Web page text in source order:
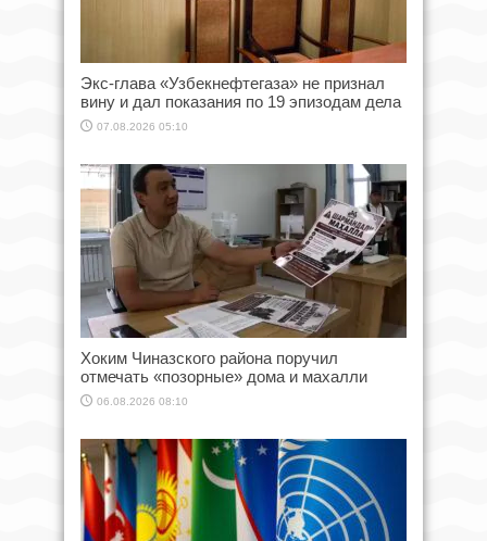
Экс-глава «Узбекнефтегаза» не признал
вину и дал показания по 19 эпизодам дела
07.08.2026 05:10
Хоким Чиназского района поручил
отмечать «позорные» дома и махалли
06.08.2026 08:10